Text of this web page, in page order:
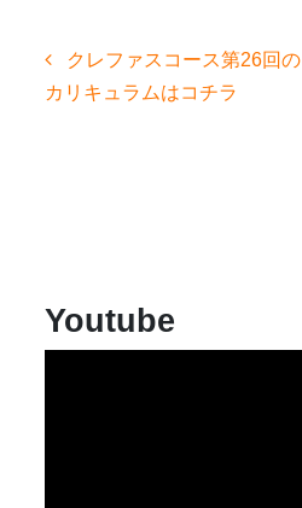
投
ナ
クレファスコース第26回の
カリキュラムはコチラ
Youtube